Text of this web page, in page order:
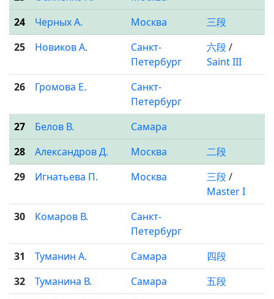
24
Черных А. Москва
三段
25
Новиков А.
Санкт-
Петербург
六段/
Saint III
26
Громова Е.
Санкт-
Петербург
27
Белов В.
Самара
28
Александров Д. Москва
二段
29
Игнатьева П. Москва 三段/
Master I
30
Комаров В.
Санкт-
Петербург
31
Туманин А. Самара
四段
32
Туманина В. Самара
五段